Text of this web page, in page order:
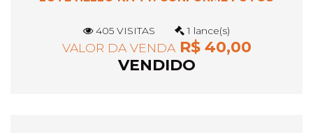
405 VISITAS 1 lance(s)
VALOR DA VENDAR$ 40,00
VENDIDO